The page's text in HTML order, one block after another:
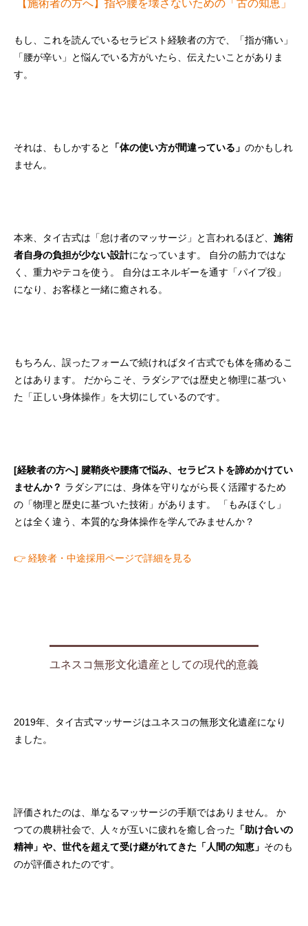
【施術者の方へ】指や腰を壊さないための「古の知恵」
もし、これを読んでいるセラピスト経験者の方で、「指が痛い」
「腰が辛い」と悩んでいる方がいたら、伝えたいことがありま
す。
それは、もしかすると 「体の使い方が間違っている」 のかもしれ
ません。
本来、タイ古式は「怠け者のマッサージ」と言われるほど、 施術
者自身の負担が少ない設計になっています。 自分の筋力ではな
く、重力やテコを使う。 自分はエネルギーを通す「パイプ役」
になり、お客様と一緒に癒される。
もちろん、誤ったフォームで続ければタイ古式でも体を痛めるこ
とはあります。 だからこそ、ラダシアでは歴史と物理に基づい
た「正しい身体操作」を大切にしているのです。
[経験者の方へ] 腱鞘炎や腰痛で悩み、セラピストを諦めかけてい
ませんか？ ラダシアには、身体を守りながら長く活躍するため
の「物理と歴史に基づいた技術」があります。 「もみほぐし」
とは全く違う、本質的な身体操作を学んでみませんか？
👉 経験者・中途採用ページで詳細を見る
ユネスコ無形文化遺産としての現代的意義
2019年、タイ古式マッサージはユネスコの無形文化遺産になり
ました。
評価されたのは、単なるマッサージの手順ではありません。 か
つての農耕社会で、人々が互いに疲れを癒し合った 「助け合いの
精神」や、世代を超えて受け継がれてきた「人間の知恵」 そのも
のが評価されたのです。